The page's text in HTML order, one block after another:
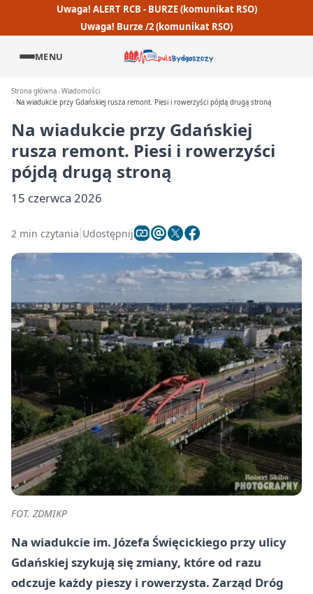
Uwaga! ALERT RCB - BURZE (komunikat RSO)
Uwaga! Burze /2 (komunikat RSO)
MENU
Strona główna Wiadomości
Na wiadukcie przy Gdańskiej rusza remont. Piesi i rowerzyści pójdą drugą stroną
Na wiadukcie przy Gdańskiej
rusza remont. Piesi i rowerzyści
pójdą drugą stroną
15 czerwca 2026
2 min czytania Udostępnij
FOT. ZDMIKP
Na wiadukcie im. Józefa Święcickiego przy ulicy
Gdańskiej szykują się zmiany, które od razu
odczuje każdy pieszy i rowerzysta. Zarząd Dróg